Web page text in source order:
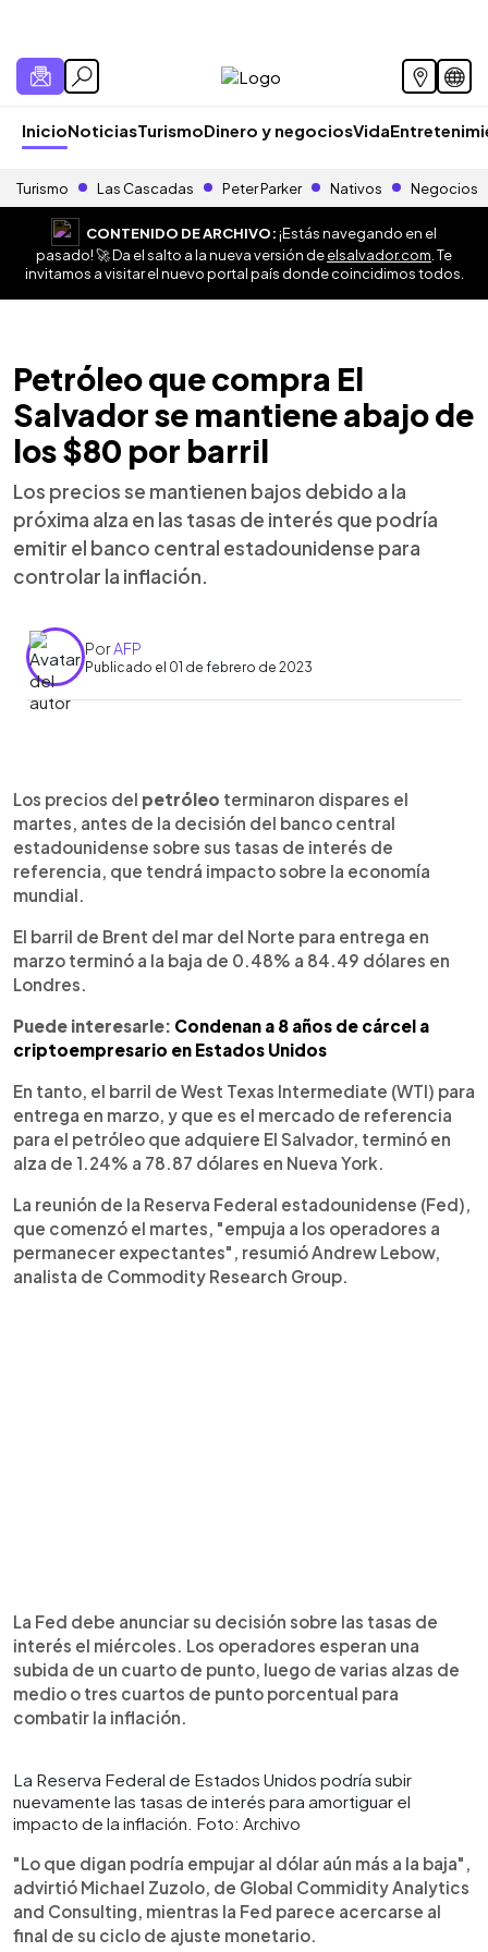
InicioNoticiasTurismoDinero y negociosVida
Turismo Las Cascadas Peter Parker Nativos Negocios
CONTENIDO DE ARCHIVO:¡Estás navegando en el
pasado! 🚀 Da el salto a la nueva versión deelsalvador.com . Te
invitamos a visitar el nuevo portal país donde coincidimos todos.
Petróleo que compra El
Salvador se mantiene abajo de
los $80 por barril
Los precios se mantienen bajos debido a la
próxima alza en las tasas de interés que podría
emitir el banco central estadounidense para
controlar la inflación.
PorAFP
Publicado el 01 de febrero de 2023
Escuchar artículo
Los precios del petróleo terminaron dispares el
martes, antes de la decisión del banco central
estadounidense sobre sus tasas de interés de
referencia, que tendrá impacto sobre la economía
mundial.
El barril de Brent del mar del Norte para entrega en
marzo terminó a la baja de 0.48% a 84.49 dólares en
Londres.
Puede interesarle: Condenan a 8 años de cárcel a
criptoempresario en Estados Unidos
En tanto, el barril de West Texas Intermediate (WTI) para
entrega en marzo, y que es el mercado de referencia
para el petróleo que adquiere El Salvador, terminó en
alza de 1.24% a 78.87 dólares en Nueva York.
La reunión de la Reserva Federal estadounidense (Fed),
que comenzó el martes, "empuja a los operadores a
permanecer expectantes", resumió Andrew Lebow,
analista de Commodity Research Group.
La Fed debe anunciar su decisión sobre las tasas de
interés el miércoles. Los operadores esperan una
subida de un cuarto de punto, luego de varias alzas de
medio o tres cuartos de punto porcentual para
combatir la inflación.
La Reserva Federal de Estados Unidos podría subir
nuevamente las tasas de interés para amortiguar el
impacto de la inflación. Foto: Archivo
"Lo que digan podría empujar al dólar aún más a la baja",
advirtió Michael Zuzolo, de Global Commidity Analytics
and Consulting, mientras la Fed parece acercarse al
final de su ciclo de ajuste monetario.